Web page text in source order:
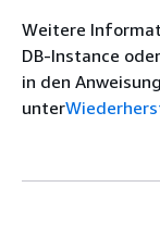
Weitere
DB-Instance
in den
unter